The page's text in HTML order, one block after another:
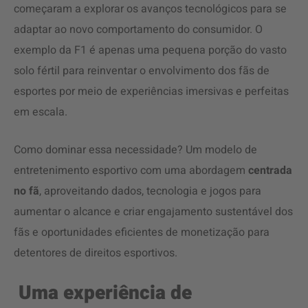
começaram a explorar os avanços tecnológicos para se
adaptar ao novo comportamento do consumidor. O
exemplo da F1 é apenas uma pequena porção do vasto
solo fértil para reinventar o envolvimento dos fãs de
esportes por meio de experiências imersivas e perfeitas
em escala.
Como dominar essa necessidade? Um modelo de
entretenimento esportivo com uma abordagem centrada
no fã, aproveitando dados, tecnologia e jogos para
aumentar o alcance e criar engajamento sustentável dos
fãs e oportunidades eficientes de monetização para
detentores de direitos esportivos.
Uma experiência de